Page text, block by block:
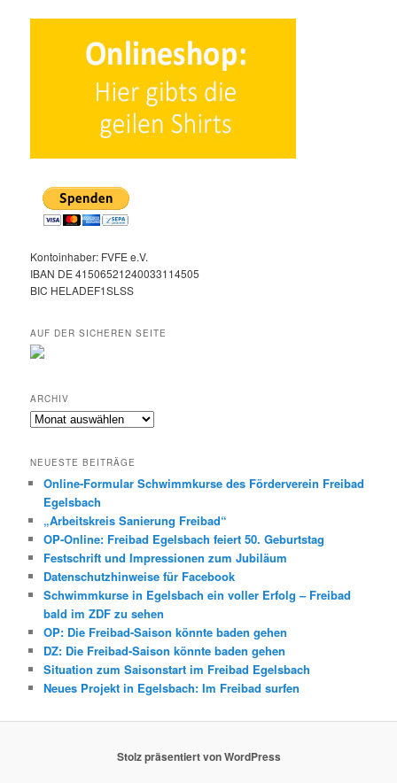
Kontoinhaber: FVFE e.V.
IBAN DE 41506521240033114505
BIC HELADEF1SLSS
AUF DER SICHEREN SEITE
ARCHIV
Archiv
NEUESTE BEITRÄGE
Online-Formular Schwimmkurse des Förderverein Freibad
Egelsbach
„Arbeitskreis Sanierung Freibad“
OP-Online: Freibad Egelsbach feiert 50. Geburtstag
Festschrift und Impressionen zum Jubiläum
Datenschutzhinweise für Facebook
Schwimmkurse in Egelsbach ein voller Erfolg – Freibad
bald im ZDF zu sehen
OP: Die Freibad-Saison könnte baden gehen
DZ: Die Freibad-Saison könnte baden gehen
Situation zum Saisonstart im Freibad Egelsbach
Neues Projekt in Egelsbach: Im Freibad surfen
Stolz präsentiert von WordPress